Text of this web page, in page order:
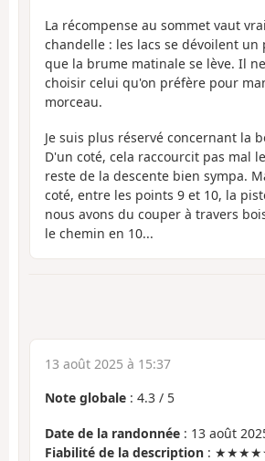
La récompense au sommet vaut
chandelle : les lacs se dévoilent un
que la brume matinale se lève. Il
choisir celui qu'on préfère pour
morceau.
Je suis plus réservé concernant la
D'un coté, cela raccourcit pas mal
reste de la descente bien sympa.
coté, entre les points 9 et 10, la
nous avons du couper à travers
le chemin en 10...
13 août 2025 à 15:37
Note globale : 4.3 / 5
Date de la randonnée : 13 août
Fiabilité de la description :